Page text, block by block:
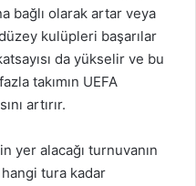
bağlı olarak artar veya
kulüpleri başarılar
da yükselir ve bu
takımın UEFA
artırır.
yer alacağı turnuvanın
tura kadar